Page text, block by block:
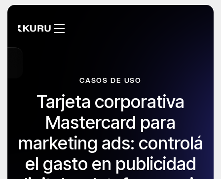
CASOS DE USO
Tarjeta corporativa
Mastercard para
marketing ads: controlá
el gasto en publicidad